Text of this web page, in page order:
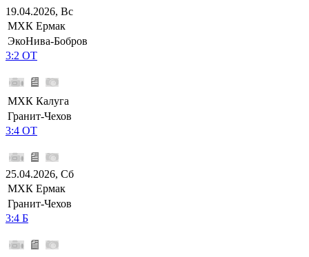
19.04.2026, Вс
МХК Ермак
ЭкоНива-Бобров
3:2 ОТ
МХК Калуга
Гранит-Чехов
3:4 ОТ
25.04.2026, Сб
МХК Ермак
Гранит-Чехов
3:4 Б